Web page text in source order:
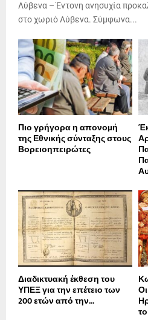
Λύβενα – Έντονη ανησυχία
στο χωριό Λύβενα. Σύμφωνα...
Πιο γρήγορα η απονοµή
της Εθνικής σύνταξης στους
Βορειοηπειρώτες
Διαδικτυακή έκθεση του
ΥΠΕΞ για την επέτειο των
200 ετών από την...